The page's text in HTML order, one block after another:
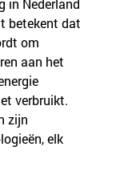
in Nederland
betekent dat
om
aan het
verbruikt.
zijn
elk